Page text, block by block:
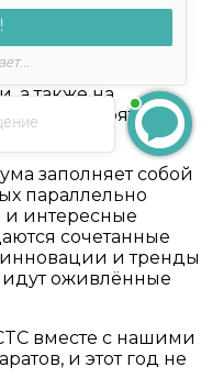
проходят
демонстрации
компаний-
а также на
невероятно
заполняет собой
параллельно
и интересные
сочетанные
инновации и тренды
оживлённые
вместе с нашими
и этот год не